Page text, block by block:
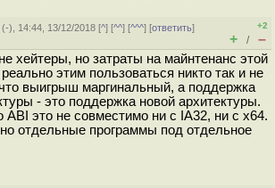
(-), 14:44, 13/12/2018 [^] [^^] [^^^] [ответить]
+2
+ / –
хейтеры, но затраты на майнтенанс этой
этим пользоваться никто так и не
выигрыш маргинальный, а поддержка
- это поддержка новой архитектуры.
ABI это не совместимо ни с IA32, ни с x64.
отдельные программы под отдельное